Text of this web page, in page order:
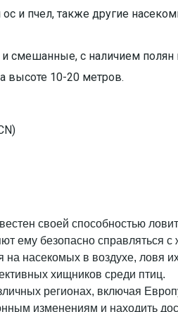
и пчел, также другие
смешанные, с наличием полян
высоте 10-20 метров.
своей способностью
ему безопасно справляться
на насекомых в воздухе, ловя
хищников среди птиц.
регионах, включая
изменениям и находить